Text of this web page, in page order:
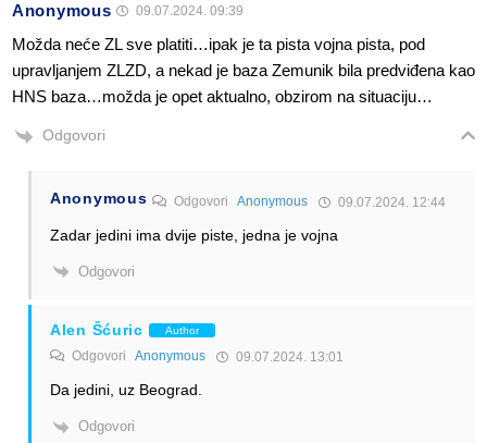
Anonymous 09.07.2024. 09:39
Možda neće ZL sve platiti…ipak je ta pista vojna pista, pod
upravljanjem ZLZD, a nekad je baza Zemunik bila predviđena kao
HNS baza…možda je opet aktualno, obzirom na situaciju…
Odgovori
Anonymous OdgovoriAnonymous 09.07.2024. 12:44
Zadar jedini ima dvije piste, jedna je vojna
Odgovori
Alen Šćuric Author
Odgovori Anonymous 09.07.2024. 13:01
Da jedini, uz Beograd.
Odgovori